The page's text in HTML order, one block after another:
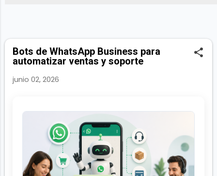
Bots de WhatsApp Business para
automatizar ventas y soporte
junio 02, 2026